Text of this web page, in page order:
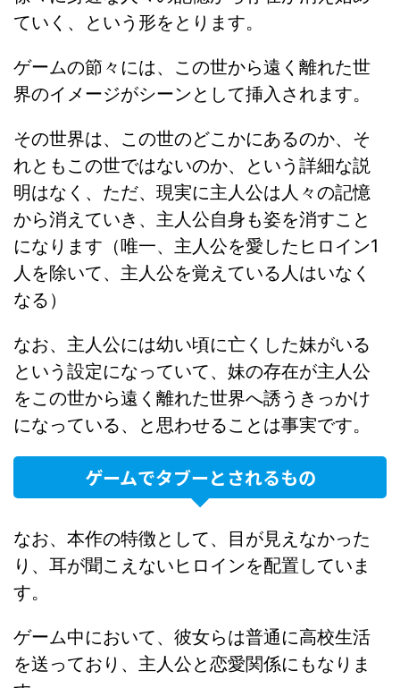
ていく、という形をとります。
ゲームの節々には、この世から遠く離れた世
界のイメージがシーンとして挿入されます。
その世界は、この世のどこかにあるのか、そ
れともこの世ではないのか、という詳細な説
明はなく、ただ、現実に主人公は人々の記憶
から消えていき、主人公自身も姿を消すこと
になります（唯一、主人公を愛したヒロイン1
人を除いて、主人公を覚えている人はいなく
なる）
なお、主人公には幼い頃に亡くした妹がいる
という設定になっていて、妹の存在が主人公
をこの世から遠く離れた世界へ誘うきっかけ
になっている、と思わせることは事実です。
ゲームでタブーとされるもの
なお、本作の特徴として、目が見えなかった
り、耳が聞こえないヒロインを配置していま
す。
ゲーム中において、彼女らは普通に高校生活
を送っており、主人公と恋愛関係にもなりま